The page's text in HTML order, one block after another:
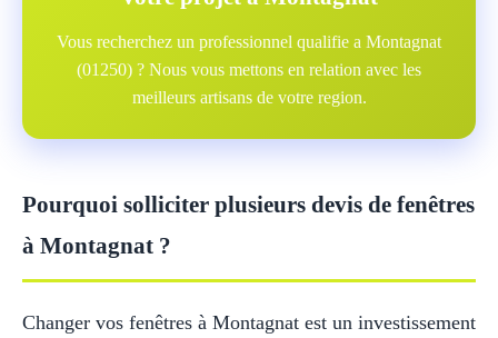
Vous recherchez un professionnel qualifie a Montagnat
(01250) ? Nous vous mettons en relation avec les
meilleurs artisans de votre region.
Pourquoi solliciter plusieurs devis de fenêtres
à Montagnat ?
Changer vos fenêtres à Montagnat est un investissement